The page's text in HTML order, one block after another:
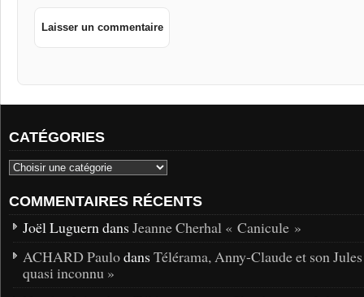
CATÉGORIES
COMMENTAIRES RÉCENTS
Joël Luguern dans Jeanne Cherhal « Canicule »
ACHARD Paulodans Télérama, Anny-Claude et son
quasi inconnu »